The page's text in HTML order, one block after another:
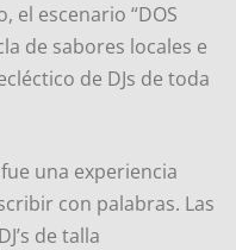
el escenario “DOS
de sabores locales e
de DJs de toda
una experiencia
con palabras. Las
de talla